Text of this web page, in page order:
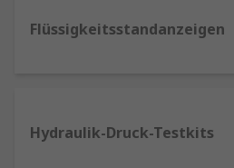
Temperaturanzeigen und
Für welche Anwendungen
Flüssigkeitsstandanzeigen
Hydraulik-Druck-Testkits